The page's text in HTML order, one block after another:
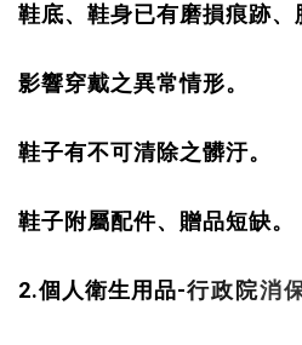
鞋底、鞋身已有磨損痕跡
影響穿戴之異常情形。
鞋子有不可清除之髒汙。
鞋子附屬配件、贈品短缺。
2.個人衛生用品-行政院消